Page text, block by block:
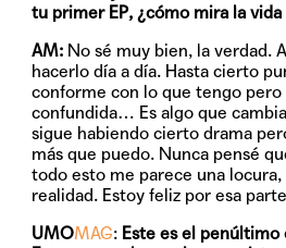
tu primer EP, ¿cómo mira la
AM: No sé muy bien, la verdad.
hacerlo día a día. Hasta cierto
conforme con lo que tengo pero
confundida… Es algo que
sigue habiendo cierto drama
más que puedo. Nunca pensé
todo esto me parece una
realidad. Estoy feliz por esa
UMOMAG: Este es el